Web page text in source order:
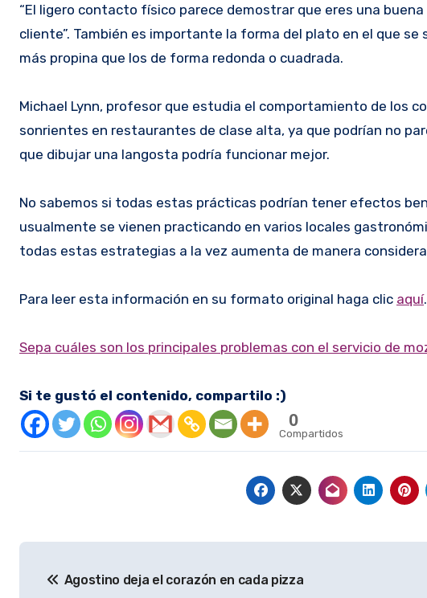
“El ligero contacto físico parece demostrar que eres una
cliente”. También es importante la forma del plato en el que
más propina que los de forma redonda o cuadrada.
Michael Lynn, profesor que estudia el comportamiento de los
sonrientes en restaurantes de clase alta, ya que podrían no
que dibujar una langosta podría funcionar mejor.
No sabemos si todas estas prácticas podrían tener efectos
usualmente se vienen practicando en varios locales
todas estas estrategias a la vez aumenta de manera
Para leer esta información en su formato original haga clic aquí.
Sepa cuáles son los principales problemas con el servicio de
Si te gustó el contenido, compartilo :)
0
Compartidos
de
Agostino deja el corazón en cada pizza